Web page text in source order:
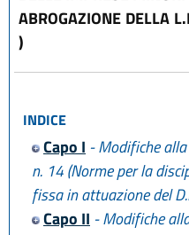
ABROGAZIONE DELLA
)
INDICE
Capo I - Modifiche
n. 14 (Norme per la
fissa in attuazione del
Capo II - Modifiche